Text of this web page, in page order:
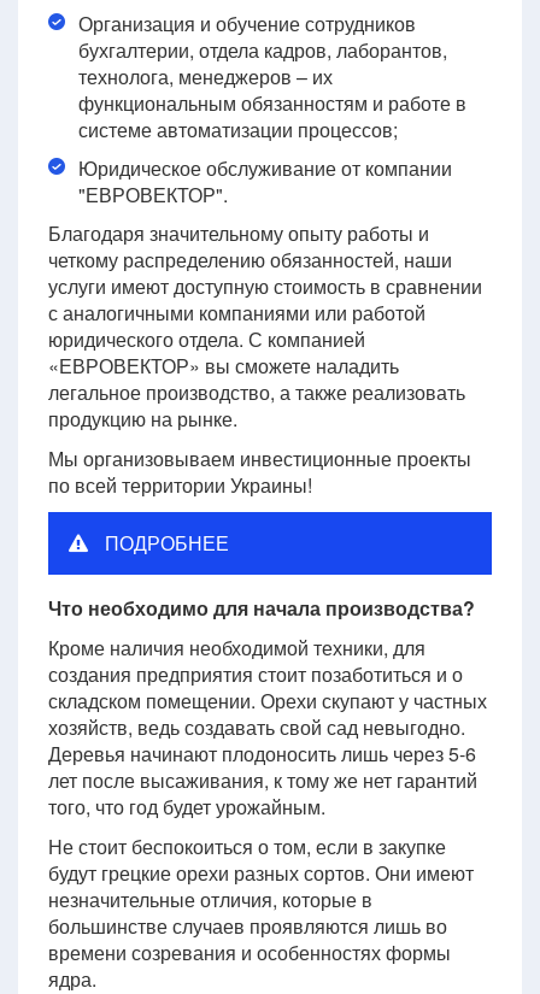
Организация и обучение сотрудников
бухгалтерии, отдела кадров, лаборантов,
технолога, менеджеров – их
функциональным обязанностям и работе в
системе автоматизации процессов;
Юридическое обслуживание от компании
"ЕВРОВЕКТОР".
Благодаря значительному опыту работы и
четкому распределению обязанностей, наши
услуги имеют доступную стоимость в сравнении
с аналогичными компаниями или работой
юридического отдела. С компанией
«ЕВРОВЕКТОР» вы сможете наладить
легальное производство, а также реализовать
продукцию на рынке.
Мы организовываем инвестиционные проекты
по всей территории Украины!
ПОДРОБНЕЕ
Что необходимо для начала производства?
Кроме наличия необходимой техники, для
создания предприятия стоит позаботиться и о
складском помещении. Орехи скупают у частных
хозяйств, ведь создавать свой сад невыгодно.
Деревья начинают плодоносить лишь через 5-6
лет после высаживания, к тому же нет гарантий
того, что год будет урожайным.
Не стоит беспокоиться о том, если в закупке
будут грецкие орехи разных сортов. Они имеют
незначительные отличия, которые в
большинстве случаев проявляются лишь во
времени созревания и особенностях формы
ядра.